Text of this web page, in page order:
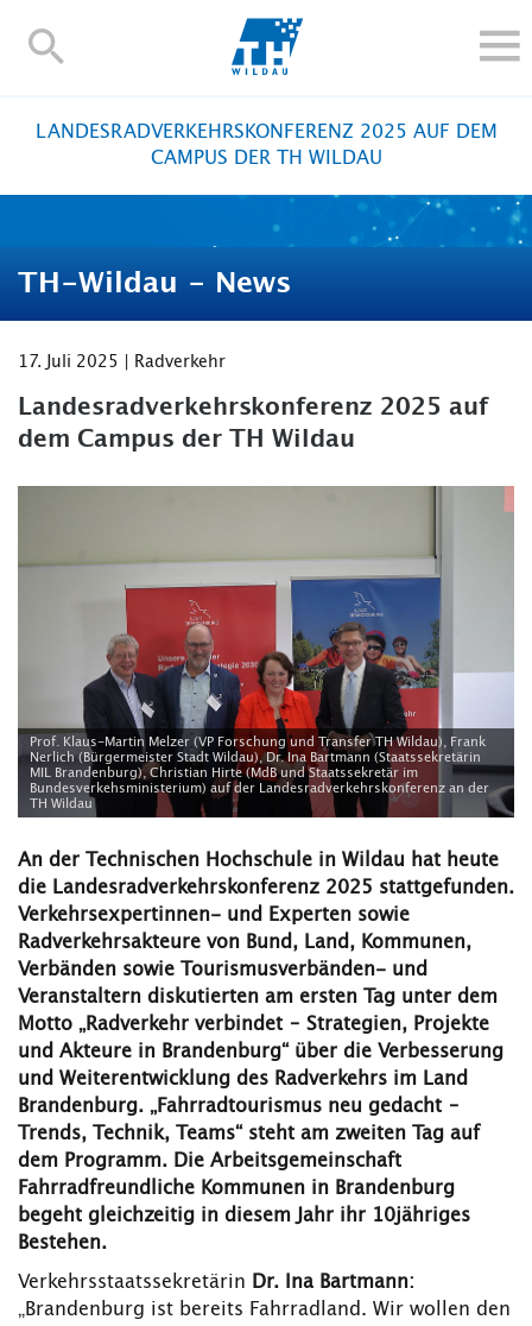
TH-
IM STUDIUM
FORSCHUNG UND TRANSFER
HOCHSCHULE
Blogs Kontakt und Anfahrt Webmail Moodle
TH Online-Portal Personensuche English
LANDESRADVERKEHRSKONFERENZ 2025 AUF DEM
CAMPUS DER TH WILDAU
TH-Wildau - News
17. Juli 2025 | Radverkehr
Landesradverkehrskonferenz 2025 auf
dem Campus der TH Wildau
Prof. Klaus-Martin Melzer (VP Forschung und Transfer TH Wildau), Frank
Nerlich (Bürgermeister Stadt Wildau), Dr. Ina Bartmann (Staatssekretärin
MIL Brandenburg), Christian Hirte (MdB und Staatssekretär im
Bundesverkehsministerium) auf der Landesradverkehrskonferenz an der
TH Wildau
An der Technischen Hochschule in Wildau hat heute
die Landesradverkehrskonferenz 2025 stattgefunden.
Verkehrsexpertinnen- und Experten sowie
Radverkehrsakteure von Bund, Land, Kommunen,
Verbänden sowie Tourismusverbänden- und
Veranstaltern diskutierten am ersten Tag unter dem
Motto „Radverkehr verbindet – Strategien, Projekte
und Akteure in Brandenburg“ über die Verbesserung
und Weiterentwicklung des Radverkehrs im Land
Brandenburg. „Fahrradtourismus neu gedacht –
Trends, Technik, Teams“ steht am zweiten Tag auf
dem Programm. Die Arbeitsgemeinschaft
Fahrradfreundliche Kommunen in Brandenburg
begeht gleichzeitig in diesem Jahr ihr 10jähriges
Bestehen.
Verkehrsstaatssekretärin Dr. Ina Bartmann:
„Brandenburg ist bereits Fahrradland. Wir wollen den